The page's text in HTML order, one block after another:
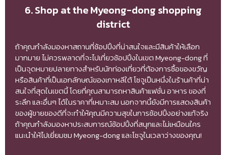
6. Shop at the Myeong-dong shopping
district
ถ้าคุณกำลังมองหาสถานที่ช้อปปิ้งที่น่าสนใจและมีสินค้าให้เลือก
มากมาย ไม่ควรพลาดที่จะไปเที่ยวช้อปปิ้งในเขต Myeong-dong ที่
เป็นจุดหมายปลายทางสำหรับนักท่องเที่ยวที่ต้องการซื้อของขวัญ
หรือสินค้าที่เป็นเอกลักษณ์ของเกาหลีใต้ โซจูเป็นหนึ่งในร้านค้าที่น่า
สนใจที่สุดในเขตนี้ โดยที่คุณสามารถหาสินค้าแฟชั่น อาหาร ของที่
ระลึก และอื่นๆ ได้ในราคาที่เหมาะสม นอกจากนี้ยังมีการแสดงสินค้า
ของผู้ขายของดีที่จะทำให้คุณมีความสุขในการช้อปปิ้งอย่างแท้จริง
ถ้าคุณกำลังมองหาประสบการณ์ช้อปปิ้งที่สนุกและไม่เหมือนใคร
แนะนำให้ไปเยี่ยมชม Myeong-dong และโซจูในเวลาว่างของคุณ!